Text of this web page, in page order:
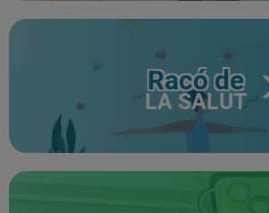
Racó de
LA SALUT